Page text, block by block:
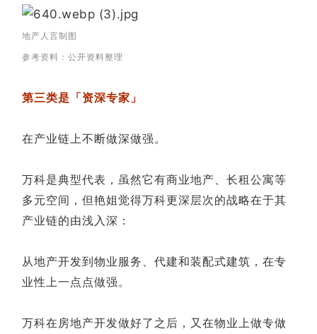
地产人言制图
参考资料：公开资料整理
第三类是「资深专家」
在产业链上不断做深做强。
万科是典型代表，虽然它有商业地产、长租公寓等
多元空间，但艳姐觉得万科更深层次的战略在于其
产业链的由浅入深：
从地产开发到物业服务、代建和装配式建筑，在专
业性上一点点做强。
万科在房地产开发做好了之后，又在物业上做专做